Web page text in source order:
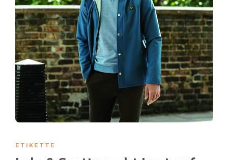
ETIKETTE